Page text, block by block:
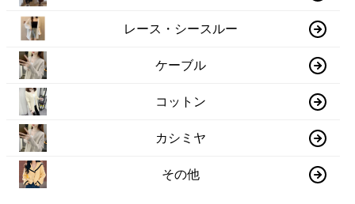
レース・シースルー
ケーブル
コットン
カシミヤ
その他